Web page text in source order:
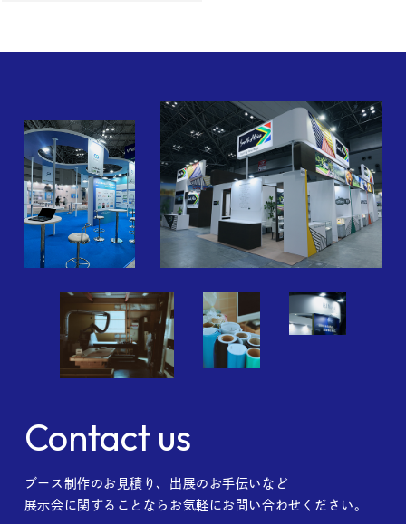
Contact us
ブース制作のお見積り、出展のお手伝いなど
展示会に関することならお気軽にお問い合わせください。